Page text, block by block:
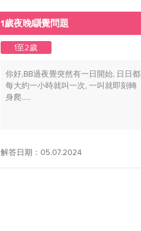
1歲夜晚瞓覺問題
1至2歲
你好,BB過夜覺突然有一日開始, 日日都
每大約一小時就叫一次, 一叫就即刻轉
身爬.....
解答日期：05.07.2024